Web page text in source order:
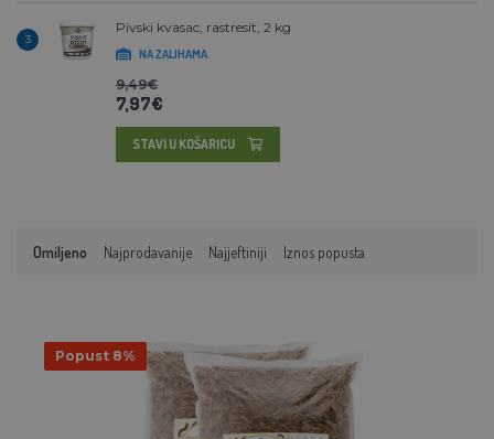
3
Pivski kvasac, rastresit, 2 kg
NA ZALIHAMA
9,49€
7,97€
STAVI U KOŠARICU
Omiljeno Najprodavanije Najjeftiniji Iznos popusta
Popust 8%